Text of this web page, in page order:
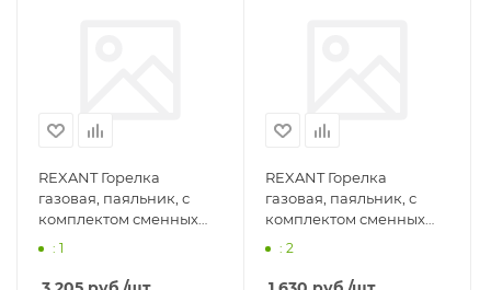
REXANT Горелка
газовая, паяльник, с
комплектом сменных
насадок, 11 предметов
: 1
REXANT Горелка
газовая, паяльник, с
комплектом сменных
насадок, 3 предмета
: 2